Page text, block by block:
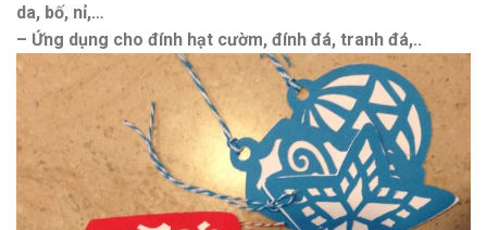
da, bố, nỉ,…
– Ứng dụng cho đính hạt cườm, đính đá, tranh đá,..